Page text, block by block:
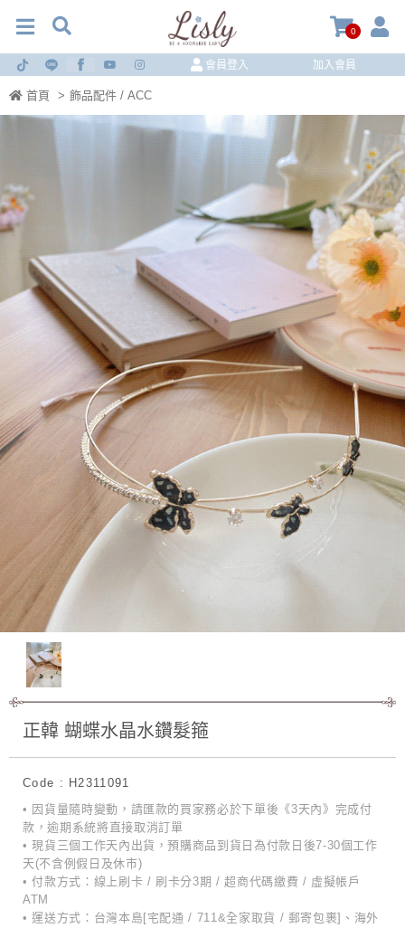
0
會員登入 加入會員
首頁 > 飾品配件 / ACC
正韓 蝴蝶水晶水鑽髮箍
Code : H2311091
• 因貨量隨時變動，請匯款的買家務必於下單後《3天內》完成付
款，逾期系統將直接取消訂單
• 現貨三個工作天內出貨，預購商品到貨日為付款日後7-30個工作
天(不含例假日及休市)
• 付款方式：線上刷卡 / 刷卡分3期 / 超商代碼繳費 / 虛擬帳戶
ATM
• 運送方式：台灣本島[宅配通 / 711&全家取貨 / 郵寄包裹]、海外